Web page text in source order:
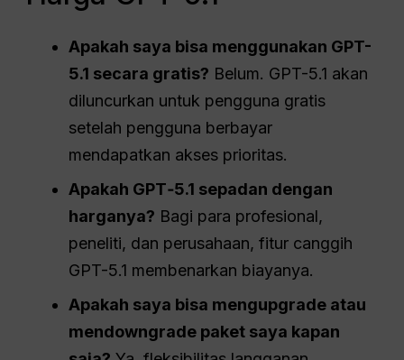
Apakah saya bisa menggunakan GPT-
5.1 secara gratis? Belum. GPT-5.1 akan
diluncurkan untuk pengguna gratis
setelah pengguna berbayar
mendapatkan akses prioritas.
Apakah GPT‑5.1 sepadan dengan
harganya? Bagi para profesional,
peneliti, dan perusahaan, fitur canggih
GPT-5.1 membenarkan biayanya.
Apakah saya bisa mengupgrade atau
mendowngrade paket saya kapan